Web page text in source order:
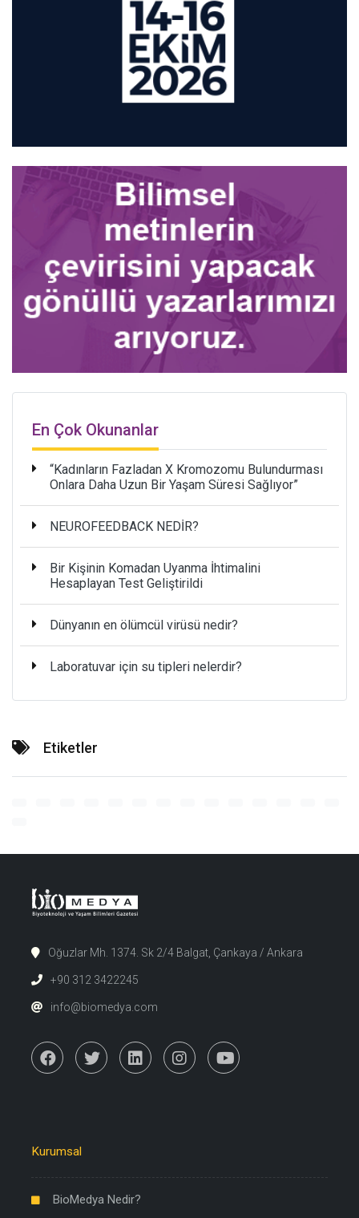
En Çok Okunanlar
“Kadınların Fazladan X Kromozomu Bulundurması
Onlara Daha Uzun Bir Yaşam Süresi Sağlıyor”
NEUROFEEDBACK NEDİR?
Bir Kişinin Komadan Uyanma İhtimalini
Hesaplayan Test Geliştirildi
Dünyanın en ölümcül virüsü nedir?
Laboratuvar için su tipleri nelerdir?
Etiketler
Oğuzlar Mh. 1374. Sk 2/4 Balgat, Çankaya / Ankara
+90 312 3422245
info@biomedya.com
Kurumsal
BioMedya Nedir?